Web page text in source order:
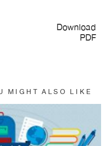
Download
PDF
MIGHT ALSO LIKE